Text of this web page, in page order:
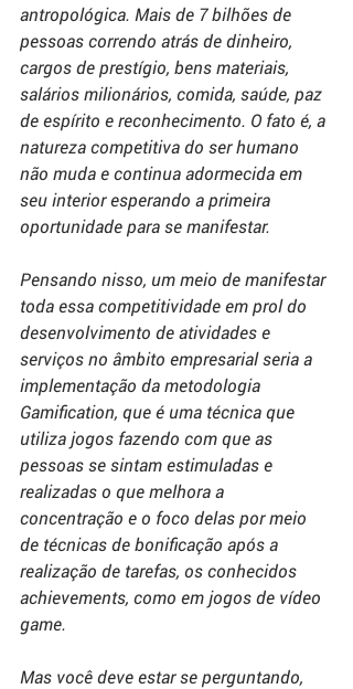
antropológica. Mais de 7 bilhões de
pessoas correndo atrás de dinheiro,
cargos de prestígio, bens materiais,
salários milionários, comida, saúde, paz
de espírito e reconhecimento. O fato é, a
natureza competitiva do ser humano
não muda e continua adormecida em
seu interior esperando a primeira
oportunidade para se manifestar.
Pensando nisso, um meio de manifestar
toda essa competitividade em prol do
desenvolvimento de atividades e
serviços no âmbito empresarial seria a
implementação da metodologia
Gamification, que é uma técnica que
utiliza jogos fazendo com que as
pessoas se sintam estimuladas e
realizadas o que melhora a
concentração e o foco delas por meio
de técnicas de bonificação após a
realização de tarefas, os conhecidos
achievements, como em jogos de vídeo
game.
Mas você deve estar se perguntando,